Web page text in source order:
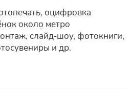
оцифровка
около метро
слайд-шоу, фотокниги,
и др.